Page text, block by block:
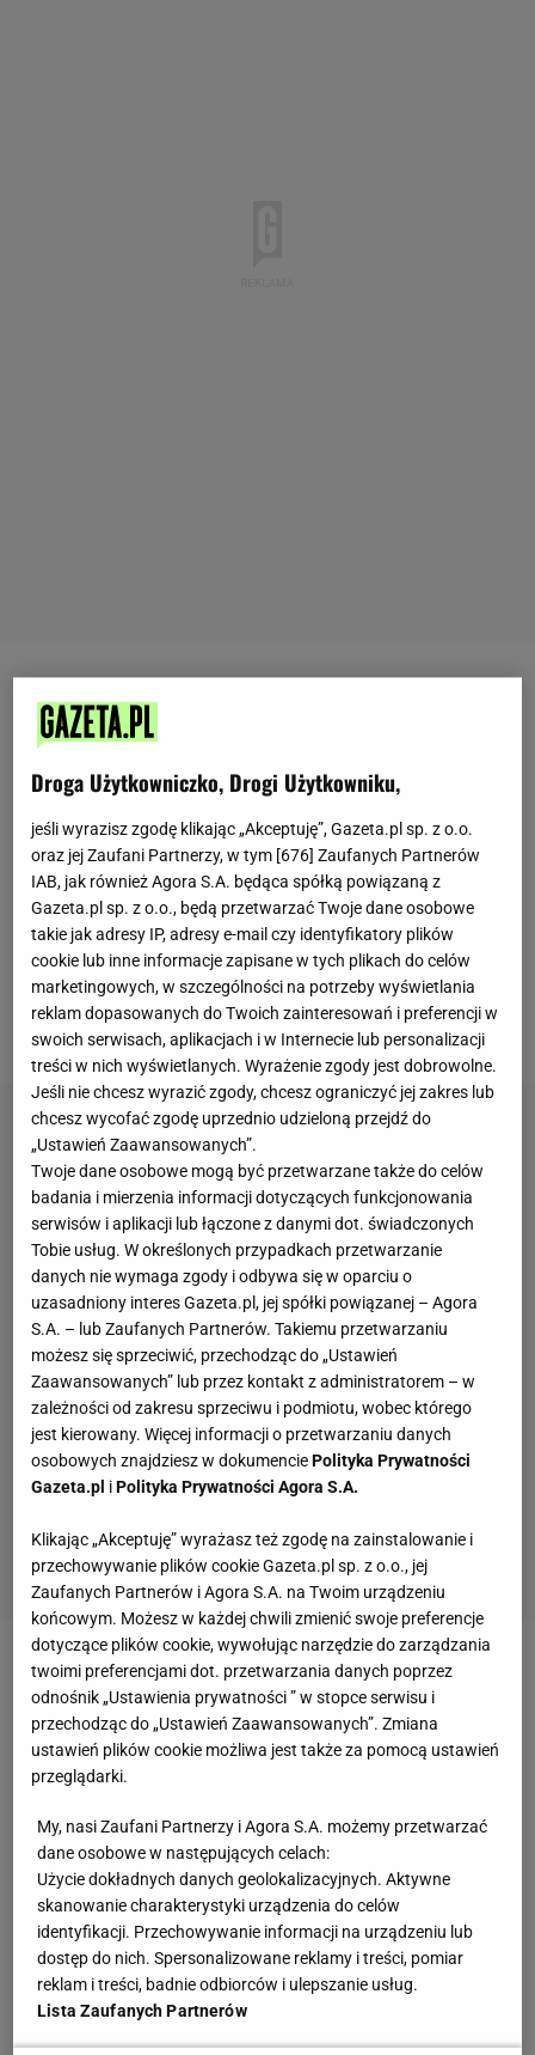
powinniśmy o tym myśleć już zimą. Nie zmienia to
siebie i swoją formę.
Na początku powinniśmy zastanowić się, jaki jest
nasz cel i jakich rezultatów oczekujemy. Chcemy
czuć się lepiej czy być sprawniejsi? Mieć płaski
brzuch, jędrne pośladki, a może przebiec 10
kilometrówponiżej godziny? Odpowiedni plan
treningowy to dobry początek.
Pamiętaj o diecie
Nie możemy również zapomnieć o odżywianiu. Tutaj
podstawą jest przestrzeganie kilku prostych zasad,
napojów słodzonych i gazowanych, znaczące
ograniczenie przetworzonych produktów, nabiału,
pszenicyi smażonych potraw. Świeże warzywa i
owoce powinny stać się stałym elementem
codziennej diety, a butelka wody nieodłącznym
towarzyszem. Pamiętaj też, że zdrowe odżywianie
to nie tylko sałatki! Równie ważne są pozostałe
Droga Użytkowniczko, Drogi Użytkowniku,
jeśli wyrazisz zgodę klikając „Akceptuję”, Gazeta.pl sp. z o.o.
oraz jej Zaufani Partnerzy, w tym [ 676 ] Zaufanych Partnerów
IAB, jak również Agora S.A. będąca spółką powiązaną z
Gazeta.pl sp. z o.o., będą przetwarzać Twoje dane osobowe
takie jak adresy IP, adresy e-mail czy identyfikatory plików
cookie lub inne informacje zapisane w tych plikach do celów
marketingowych, w szczególności na potrzeby wyświetlania
reklam dopasowanych do Twoich zainteresowań i preferencji w
swoich serwisach, aplikacjach i w Internecie lub personalizacji
treści w nich wyświetlanych. Wyrażenie zgody jest dobrowolne.
Jeśli nie chcesz wyrazić zgody, chcesz ograniczyć jej zakres lub
chcesz wycofać zgodę uprzednio udzieloną przejdź do
„Ustawień Zaawansowanych”.
Twoje dane osobowe mogą być przetwarzane także do celów
badania i mierzenia informacji dotyczących funkcjonowania
serwisów i aplikacji lub łączone z danymi dot. świadczonych
Tobie usług. W określonych przypadkach przetwarzanie
danych nie wymaga zgody i odbywa się w oparciu o
uzasadniony interes Gazeta.pl, jej spółki powiązanej – Agora
S.A. – lub Zaufanych Partnerów. Takiemu przetwarzaniu
możesz się sprzeciwić, przechodząc do „Ustawień
Zaawansowanych” lub przez kontakt z administratorem – w
zależności od zakresu sprzeciwu i podmiotu, wobec którego
jest kierowany. Więcej informacji o przetwarzaniu danych
osobowych znajdziesz w dokumencie Polityka Prywatności
Gazeta.pl i Polityka Prywatności Agora S.A.
Klikając „Akceptuję” wyrażasz też zgodę na zainstalowanie i
przechowywanie plików cookie Gazeta.pl sp. z o.o., jej
Zaufanych Partnerów i Agora S.A. na Twoim urządzeniu
końcowym. Możesz w każdej chwili zmienić swoje preferencje
dotyczące plików cookie, wywołując narzędzie do zarządzania
twoimi preferencjami dot. przetwarzania danych poprzez
odnośnik „Ustawienia prywatności ” w stopce serwisu i
przechodząc do „Ustawień Zaawansowanych”. Zmiana
ustawień plików cookie możliwa jest także za pomocą ustawień
przeglądarki.
My, nasi Zaufani Partnerzy i Agora S.A. możemy przetwarzać
dane osobowe w następujących celach:
Użycie dokładnych danych geolokalizacyjnych. Aktywne
skanowanie charakterystyki urządzenia do celów
identyfikacji. Przechowywanie informacji na urządzeniu lub
dostęp do nich. Spersonalizowane reklamy i treści, pomiar
reklam i treści, badnie odbiorców i ulepszanie usług.
Lista Zaufanych Partnerów